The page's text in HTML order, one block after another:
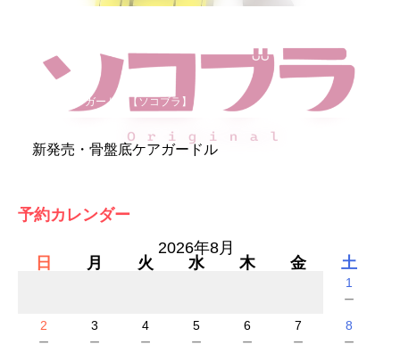
骨盤底ケアガードル【ソコブラ】
新発売・骨盤底ケアガードル
予約カレンダー
2026年8月
日
月 火 水 木 金 土
1
－
2
－
3
－
4
－
5
－
6
－
7
－
8
－